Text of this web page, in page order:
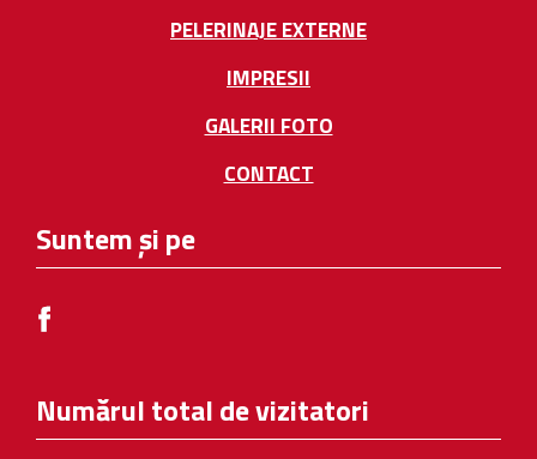
PELERINAJE EXTERNE
IMPRESII
GALERII FOTO
CONTACT
Suntem și pe
Numărul total de vizitatori